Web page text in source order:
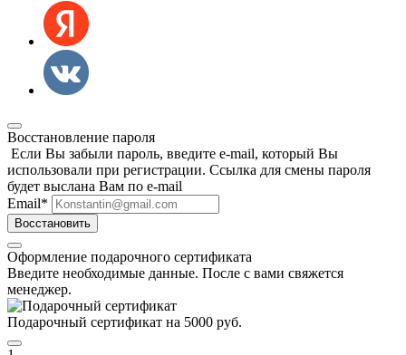
Восстановление пароля
Если Вы забыли пароль, введите e-mail, который Вы
использовали при регистрации. Ссылка для смены пароля
будет выслана Вам по e-mail
Email*
Восстановить
Оформление подарочного сертификата
Введите необходимые данные. После с вами свяжется
менеджер.
Подарочный сертификат на 5000 руб.